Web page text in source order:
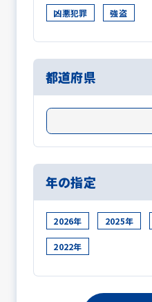
凶悪犯罪 強盗
都道府県
年の指定
2026年 2025年
2022年